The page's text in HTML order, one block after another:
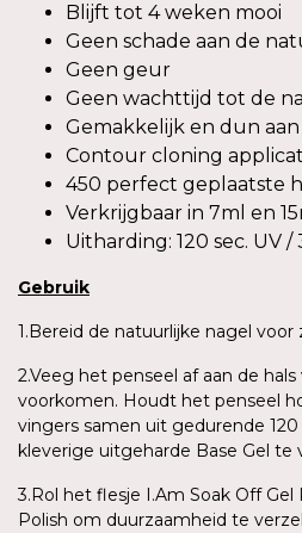
Blijft tot 4 weken mooi
Geen schade aan de
Geen geur
Geen wachttijd tot de
Gemakkelijk en dun
Contour cloning
450 perfect geplaatste
Verkrijgbaar in 7ml en
Uitharding: 120 sec. UV /
Gebruik
1.Bereid de natuurlijke nagel
2.Veeg het penseel af aan de
voorkomen. Houdt het penseel
vingers samen uit gedurende
kleverige uitgeharde Base Gel
3.Rol het flesje I.Am Soak Off
Polish om duurzaamheid te